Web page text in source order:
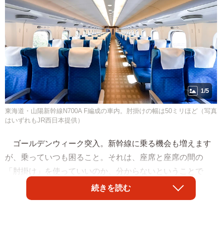
1/5
東海道・山陽新幹線N700A F編成の車内。肘掛けの幅は50ミリほど（写真
はいずれもJR西日本提供）
ゴールデンウィーク突入。新幹線に乗る機会も増えます
が、乗っていつも困ること。それは、座席と座席の間の
「肘掛け」を使っていいのか、分からないということで
す。隣の人に使われると、少しイラッとしてしまうし、だ
からといって自分が使うほどの豪胆さもない。この境界の
続きを読む